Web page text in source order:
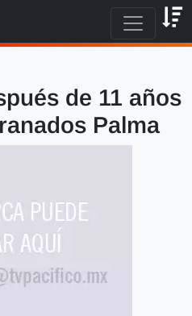
de 11 años
Palma